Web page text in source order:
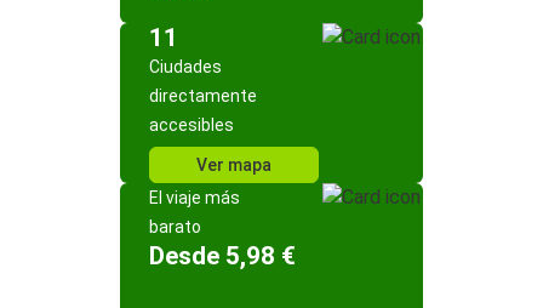
11
Ciudades
directamente
accesibles
Ver mapa
El viaje más
barato
Desde 5,98 €